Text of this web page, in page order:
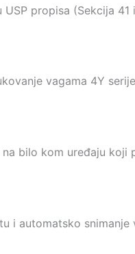
propisa (Sekcija
vagama 4Y
bilo kom uređaju koji
i automatsko